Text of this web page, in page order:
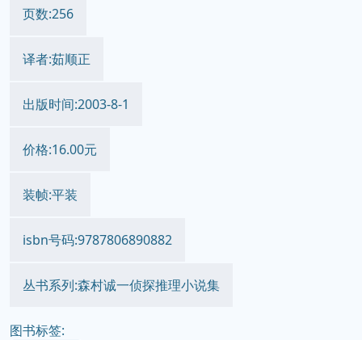
页数:256
译者:茹顺正
出版时间:2003-8-1
价格:16.00元
装帧:平装
isbn号码:9787806890882
丛书系列:森村诚一侦探推理小说集
图书标签: